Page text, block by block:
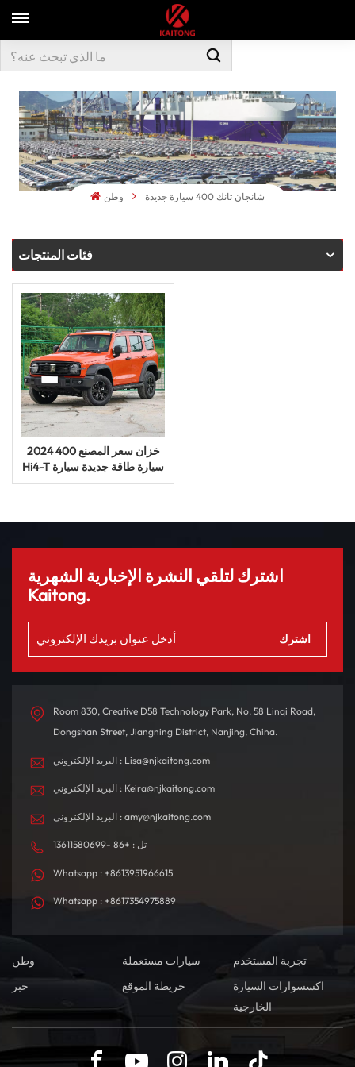
وطن شانجان تانك 400 سيارة جديدة
فئات المنتجات
2024 خزان سعر المصنع 400
Hi4-T سيارة طاقة جديدة سيارة
كهربائية هجينة
اشترك لتلقي النشرة الإخبارية الشهرية
Kaitong.
Room 830, Creative D58 Technology Park, No. 58 Linqi Road,
Dongshan Street, Jiangning District, Nanjing, China.
البريد الإلكتروني : Lisa@njkaitong.com
البريد الإلكتروني : Keira@njkaitong.com
البريد الإلكتروني : amy@njkaitong.com
تل : +86 -13611580699
Whatsapp : +8613951966615
Whatsapp : +8617354975889
وطن سيارات مستعملة
تجربة المستخدم
خبر
خريطة الموقع
اكسسوارات السيارة
الخارجية